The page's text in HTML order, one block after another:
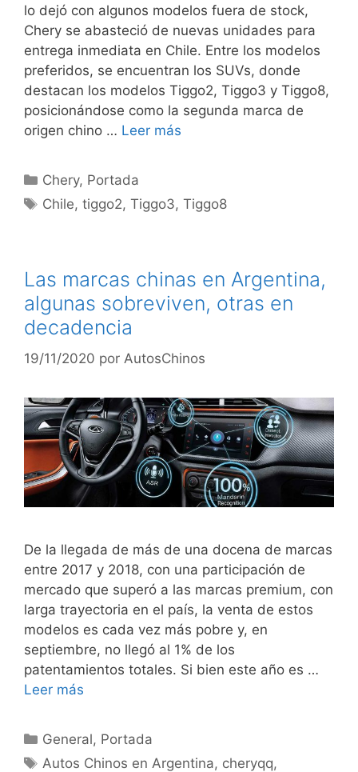
lo dejó con algunos modelos fuera de stock,
Chery se abasteció de nuevas unidades para
entrega inmediata en Chile. Entre los modelos
preferidos, se encuentran los SUVs, donde
destacan los modelos Tiggo2, Tiggo3 y Tiggo8,
posicionándose como la segunda marca de
origen chino … Leer más
Chery, Portada
Chile,tiggo2,Tiggo3,Tiggo8
Las marcas chinas en Argentina,
algunas sobreviven, otras en
decadencia
19/11/2020 por AutosChinos
De la llegada de más de una docena de marcas
entre 2017 y 2018, con una participación de
mercado que superó a las marcas premium, con
larga trayectoria en el país, la venta de estos
modelos es cada vez más pobre y, en
septiembre, no llegó al 1% de los
patentamientos totales. Si bien este año es …
Leer más
General, Portada
Autos Chinos en Argentina, cheryqq,